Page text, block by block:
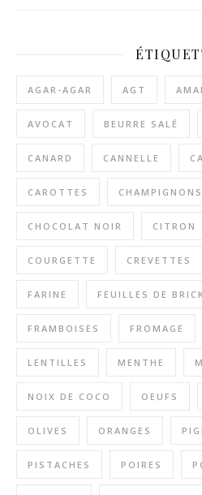
AGAR-AGAR AGT
AVOCAT BEURRE SALÉ
CANARD CANNELLE
CAROTTES CHAMPIGNONS
CHOCOLAT NOIR CITRON
COURGETTE CREVETTES
FARINE FEUILLES DE
FRAMBOISES FROMAGE
LENTILLES MENTHE
NOIX DE COCO OEUFS
OLIVES ORANGES
PISTACHES POIRES